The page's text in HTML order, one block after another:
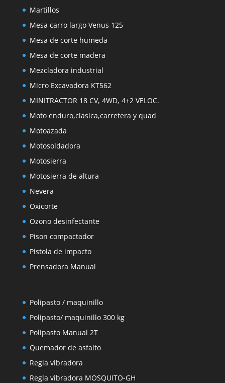
Martillos
Mesa carro largo Venus 125
Mesa de corte humeda
Mesa de corte madera
Mezcladora industrial
Micro Excavadora KT562
MINITRACTOR 18 CV, 4WD, 4+2 VELOC.
Moto enduro,clasica,carretera y quad
Motoazada
Motosoldadora
Motosierra
Motosierra de altura
Nevera
Oxicorte
Ozono desinfectante
Pison compactador
Pistola de impacto
Prensadora Manual
Polipasto / maquinillo
Polipasto/ maquinillo 300 kg
Polipasto Manual 2T
Quemador de asfalto
Regla vibradora
Regla vibradora MOSQUITO-GH